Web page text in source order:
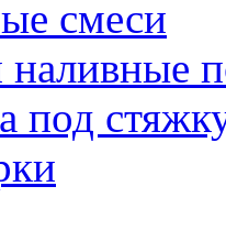
смеси
под